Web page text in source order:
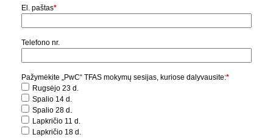
El. paštas*
Telefono nr.
Pažymėkite „PwC“ TFAS mokymų sesijas, kuriose dalyvausite:*
Rugsėjo 23 d.
Spalio 14 d.
Spalio 28 d.
Lapkričio 11 d.
Lapkričio 18 d.